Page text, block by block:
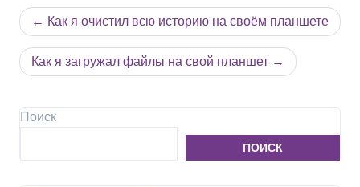
Навигация
по
записям
Как я очистил всю историю на своём планшете
Как я загружал файлы на свой планшет
Поиск
ПОИСК